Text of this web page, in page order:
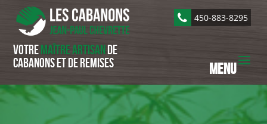
450-883-8295
Votremaître artisande
cabanons et de remises